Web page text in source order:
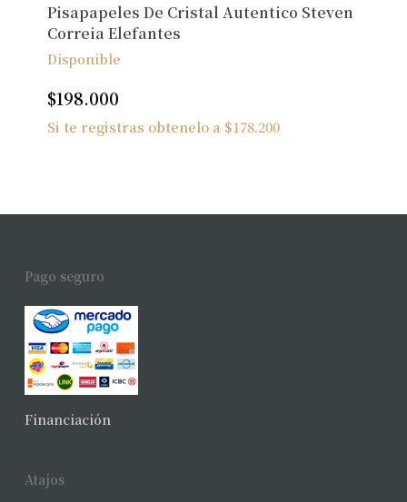
Pisapapeles De Cristal Autentico Steven
Correia Elefantes
Disponible
$198.000
Si te registras obtenelo a $178.200
Pago seguro
Financiación
Atajos